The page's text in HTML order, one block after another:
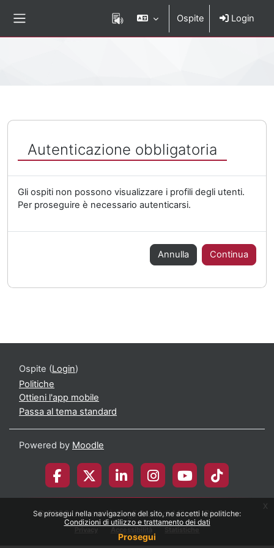
Se prosegui nella navigazione del sito, ne accetti le politiche:
Condizioni di utilizzo e trattamento dei dati
Prosegui
x
Ospite Login
Autenticazione obbligatoria
Gli ospiti non possono visualizzare i profili degli utenti.
Per proseguire è necessario autenticarsi.
Annulla Continua
Ospite (Login)
Politiche
Ottieni l'app mobile
Passa al tema standard
Powered by Moodle
© 2026 Università degli Studi di Milano-Bicocca